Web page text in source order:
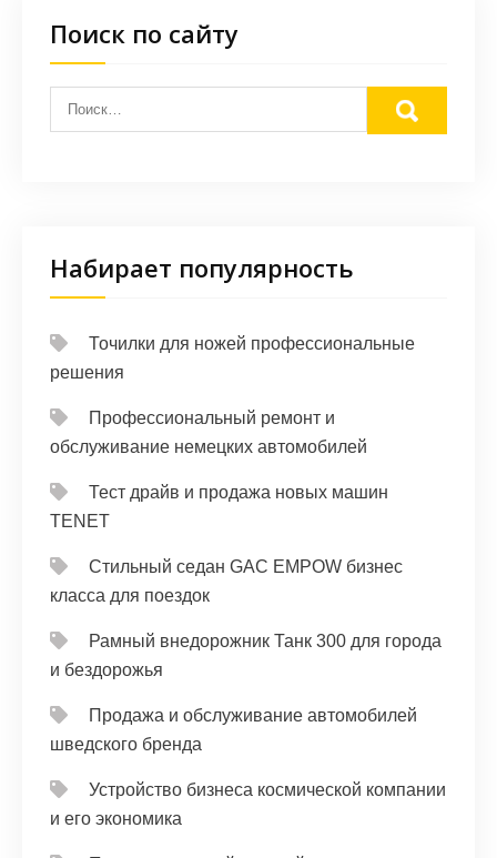
Поиск по сайту
Набирает популярность
Точилки для ножей профессиональные
решения
Профессиональный ремонт и
обслуживание немецких автомобилей
Тест драйв и продажа новых машин
TENET
Стильный седан GAC EMPOW бизнес
класса для поездок
Рамный внедорожник Танк 300 для города
и бездорожья
Продажа и обслуживание автомобилей
шведского бренда
Устройство бизнеса космической компании
и его экономика